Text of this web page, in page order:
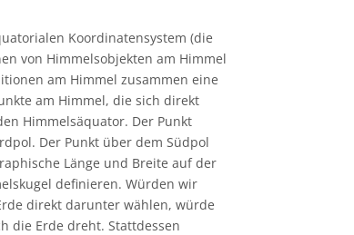
Koordinatensystem (die
von Himmelsobjekten am Himmel
am Himmel zusammen eine
am Himmel, die sich direkt
Himmelsäquator. Der Punkt
Der Punkt über dem Südpol
Länge und Breite auf der
definieren. Würden wir
direkt darunter wählen, würde
die Erde dreht. Stattdessen